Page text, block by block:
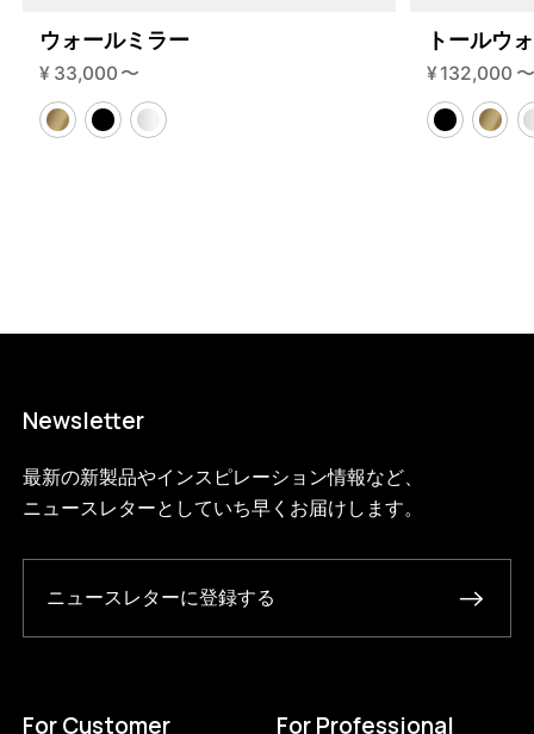
4459920785640
オーク/ステンレススチール NEW
46594685436136
/products/wall-shelving-ws-85-
1?variant=46594685436136
WS.85.1.BL.BL 0
ウォールミラー
¥ 33,000 〜
トールウ
¥ 132,000 〜
Newsletter
最新の新製品やインスピレーション情報など、
ニュースレターとしていち早くお届けします。
ニュースレターに登録する
For Customer For Professional